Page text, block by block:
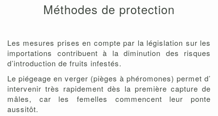
Méthodes de protection
Les mesures prises en compte par la législation sur les
importations contribuent à la diminution des risques
d’introduction de fruits infestés.
Le piégeage en verger (pièges à phéromones) permet d’
intervenir très rapidement dès la première capture de
mâles, car les femelles commencent leur ponte
aussitôt.